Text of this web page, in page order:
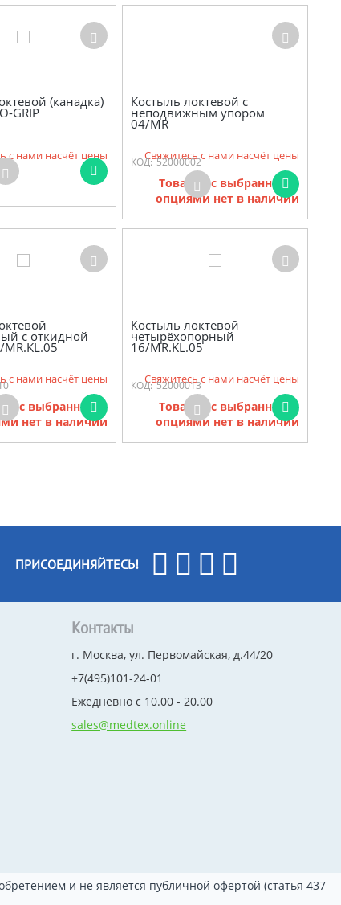
(канадка)
GRIP
с нами насчёт цены
Костыль локтевой с
неподвижным упором
04/MR
КОД: 52000002
Свяжитесь с нами насчёт цены
Товаров с выбранными
опциями нет в наличии
с откидной
с нами насчёт цены
с выбранными
нет в наличии
Костыль локтевой
четырёхопорный
16/MR.KL.05
КОД: 52000013
Свяжитесь с нами насчёт цены
Товаров с выбранными
опциями нет в наличии
ПРИСОЕДИНЯЙТЕСЬ!
Контакты
г. Москва, ул. Первомайская, д.44/20
+7(495)101-24-01
Ежедневно с 10.00 - 20.00
sales@medtex.online
и не является публичной офертой (статья 437